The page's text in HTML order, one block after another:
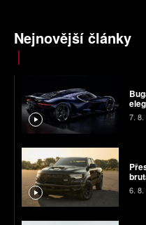
Nejnovější články
7. 8.
6. 8.